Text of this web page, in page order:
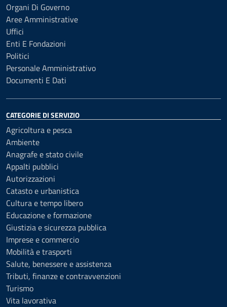
Organi Di Governo
Aree Amministrative
Uffici
Enti E Fondazioni
Politici
Personale Amministrativo
Documenti E Dati
CATEGORIE DI SERVIZIO
Agricoltura e pesca
Ambiente
Anagrafe e stato civile
Appalti pubblici
Autorizzazioni
Catasto e urbanistica
Cultura e tempo libero
Educazione e formazione
Giustizia e sicurezza pubblica
Imprese e commercio
Mobilità e trasporti
Salute, benessere e assistenza
Tributi, finanze e contravvenzioni
Turismo
Vita lavorativa